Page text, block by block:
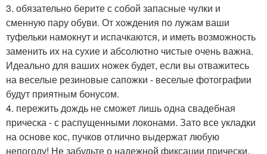
3. обязательно берите с собой запасные чулки и
сменную пару обуви. От хождения по лужам ваши
туфельки намокнут и испачкаются, и иметь возможность
заменить их на сухие и абсолютно чистые очень важна.
Идеально для ваших ножек будет, если вы отважитесь
на веселые резиновые сапожки - веселые фотографии
будут приятным бонусом.
4. пережить дождь не сможет лишь одна свадебная
прическа - с распущенными локонами. Зато все укладки
на основе кос, пучков отлично выдержат любую
непогоду! Не забудьте о надежной фиксации прически.